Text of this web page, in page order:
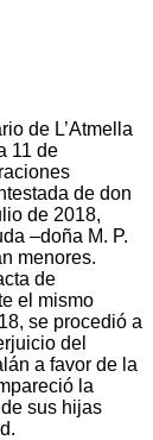
de L’Atmella
11 de
de don
de 2018,
–doña M. P.
menores.
de
el mismo
se procedió a
del
a favor de la
la
sus hijas